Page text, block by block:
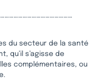
du secteur de la santé
qu’il s’agisse de
complémentaires, ou